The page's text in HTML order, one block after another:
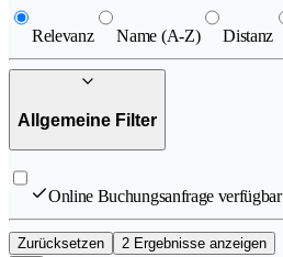
Relevanz Name (A-Z) Distanz
Allgemeine Filter
Online Buchungsanfrage verfügbar
Zurücksetzen 2 Ergebnisse anzeigen